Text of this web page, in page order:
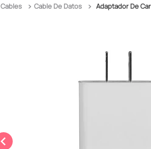
Cables Cable De Datos Adaptador De
spiderman